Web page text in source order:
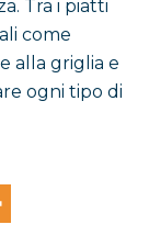
Tra i piatti
come
alla griglia e
ogni tipo di